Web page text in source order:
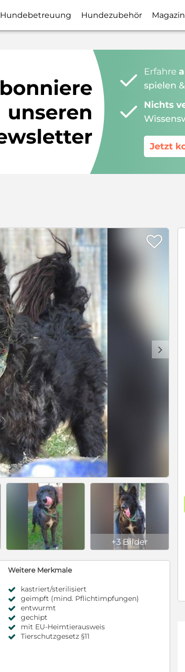
Hundebetreuung Hundezubehör Magazin

d
+3 Bilder
Weitere Merkmale
kastriert/sterilisiert
geimpft (mind. Pflichtimpfungen)
entwurmt
gechipt
mit EU-Heimtierausweis
Tierschutzgesetz §11